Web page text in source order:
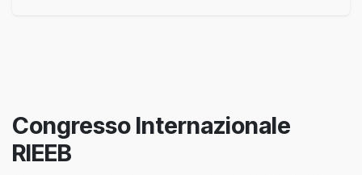
Congresso Internazionale
RIEEB